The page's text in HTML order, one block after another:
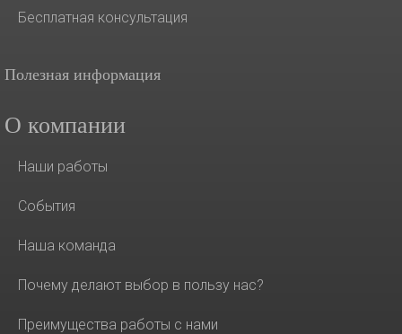
Бесплатная консультация
Полезная информация
О компании
Наши работы
События
Наша команда
Почему делают выбор в пользу нас?
Преимущества работы с нами